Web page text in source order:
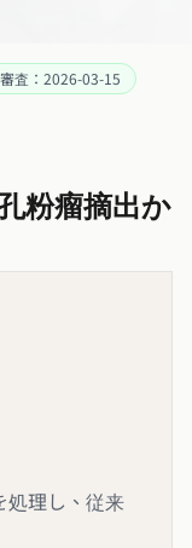
査：2026-03-15
粉瘤摘出か
処理し、従来